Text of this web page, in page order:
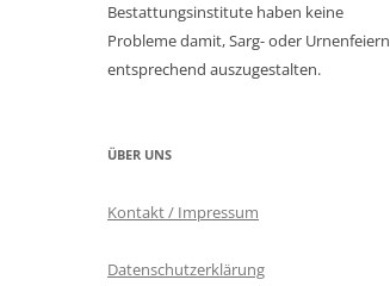
Bestattungsinstitute haben keine
Probleme damit, Sarg- oder Urnenfeiern
entsprechend auszugestalten.
ÜBER UNS
Kontakt / Impressum
Datenschutzerklärung